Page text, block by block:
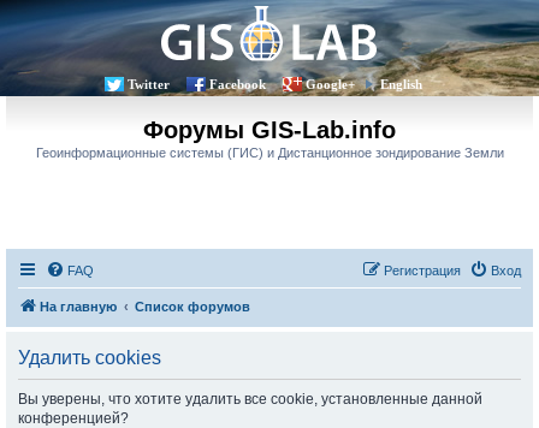
Twitter Facebook Google+ English
Форумы GIS-Lab.info
Геоинформационные системы (ГИС) и Дистанционное зондирование Земли
FAQ Вход
Регистрация
На главную Список форумов
Удалить cookies
Вы уверены, что хотите удалить все cookie, установленные данной
конференцией?